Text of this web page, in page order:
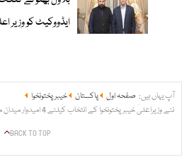
ایڈووکیٹ کو وزیر
آپ یہاں ہیں: صفحہ اول پاکستان
خیبر پختونخوا
نئے وزیراعلیٰ خیبرپختونخوا کے انتخاب کیلئے 4 امیدوار میدان میں آگئے
BACK TO TOP